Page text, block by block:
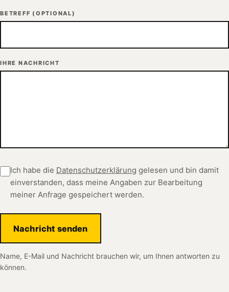
BETREFF (OPTIONAL)
IHRE NACHRICHT
Ich habe die Datenschutzerklärung gelesen und bin damit
einverstanden, dass meine Angaben zur Bearbeitung
meiner Anfrage gespeichert werden.
Nachricht senden
Name, E-Mail und Nachricht brauchen wir, um Ihnen antworten zu
können.